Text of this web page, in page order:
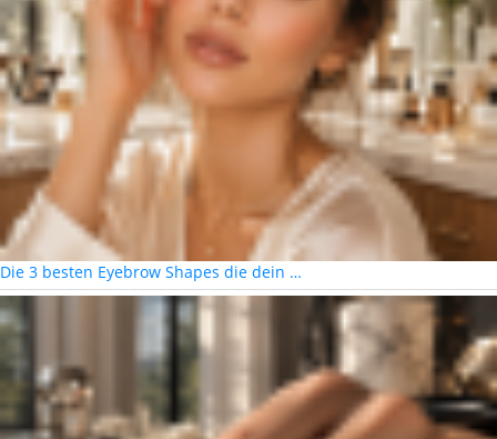
Die 3 besten Eyebrow Shapes die dein …